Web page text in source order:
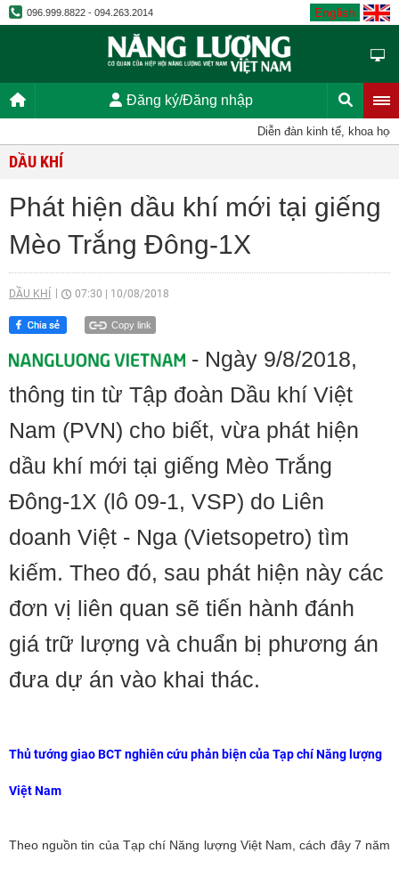
096.999.8822 - 094.263.2014 English
Đăng ký/Đăng nhập
Diễn đàn kinh tế, khoa học,
DẦU KHÍ
Phát hiện dầu khí mới tại giếng
Mèo Trắng Đông-1X
DẦU KHÍ 07:30 10/08/2018
Copy link
- Ngày 9/8/2018,
thông tin từ Tập đoàn Dầu khí Việt
Nam (PVN) cho biết, vừa phát hiện
dầu khí mới tại giếng Mèo Trắng
Đông-1X (lô 09-1, VSP) do Liên
doanh Việt - Nga (Vietsopetro) tìm
kiếm. Theo đó, sau phát hiện này các
đơn vị liên quan sẽ tiến hành đánh
giá trữ lượng và chuẩn bị phương án
đưa dự án vào khai thác.
Thủ tướng giao BCT nghiên cứu phản biện của Tạp chí Năng lượng
Việt Nam
Theo nguồn tin của Tạp chí Năng lượng Việt Nam, cách đây 7 năm